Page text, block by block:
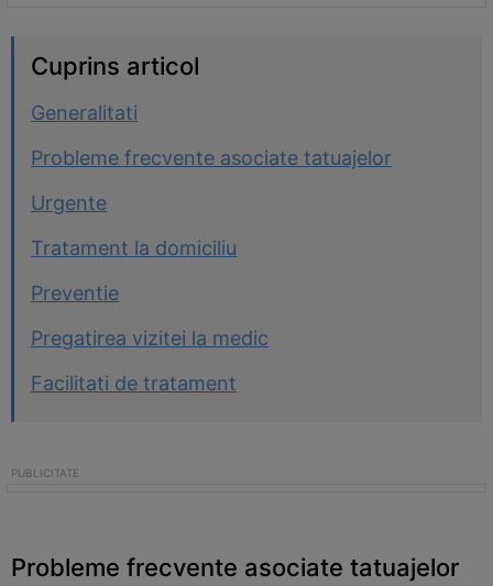
Cuprins articol
Generalitati
Probleme frecvente asociate tatuajelor
Urgente
Tratament la domiciliu
Preventie
Pregatirea vizitei la medic
Facilitati de tratament
Probleme frecvente asociate tatuajelor